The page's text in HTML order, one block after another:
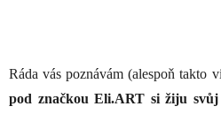
Ráda vás poznávám (alespoň takto
pod značkou Eli.ART si žiju